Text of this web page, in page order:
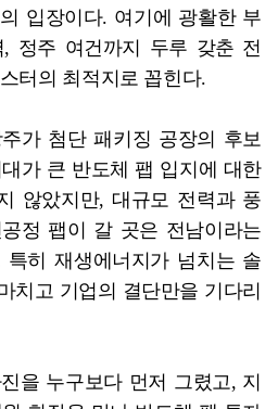
입장이다. 여기에 광활한 부
정주 여건까지 두루 갖춘 전
터의 최적지로 꼽힌다.
가 첨단 패키징 공장의 후보
가 큰 반도체 팹 입지에 대한
않았지만, 대규모 전력과 풍
정 팹이 갈 곳은 전남이라는
히 재생에너지가 넘치는 솔
치고 기업의 결단만을 기다리
을 누구보다 먼저 그렸고, 지